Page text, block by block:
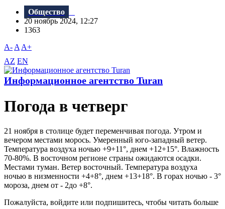
Общество
20 ноябрь 2024, 12:27
1363
A- A A+
AZ EN
Информационное агентство Turan
Погода в четверг
21 ноября в столице будет переменчивая погода. Утром и
вечером местами морось. Умеренный юго-западный ветер.
Температура воздуха ночью +9+11°, днем +12+15°. Влажность
70-80%. В восточном регионе страны ожидаются осадки.
Местами туман. Ветер восточный. Температура воздуха
ночью в низменности +4+8°, днем +13+18°. В горах ночью - 3°
мороза, днем от - 2до +8°.
Пожалуйста, войдите или подпишитесь, чтобы читать больше